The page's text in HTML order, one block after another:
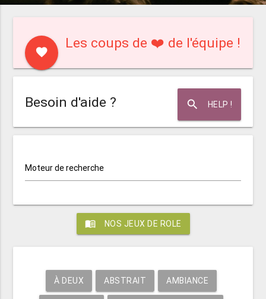
favorite
Les coups de ❤️ de l'équipe !
search HELP !
Besoin d'aide ?
Moteur de recherche
menu_book NOS JEUX DE ROLE
À DEUX ABSTRAIT AMBIANCE